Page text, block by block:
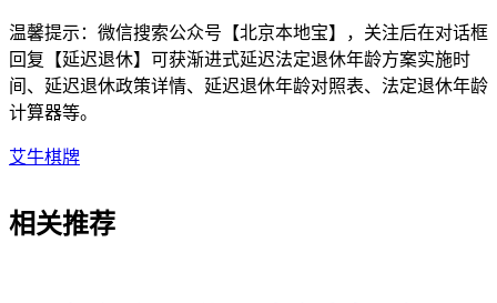
温馨提示：微信搜索公众号【北京本地宝】，关注后在对话框
回复【延迟退休】可获渐进式延迟法定退休年龄方案实施时
间、延迟退休政策详情、延迟退休年龄对照表、法定退休年龄
计算器等。
艾牛棋牌
相关推荐